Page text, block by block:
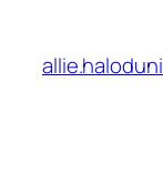
konten